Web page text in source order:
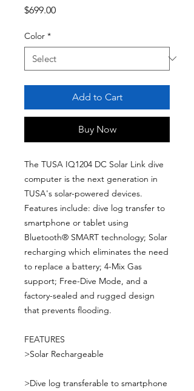
$699.00Price
Color *
Add to Cart
Buy Now
The TUSA IQ1204 DC Solar Link dive
computer is the next generation in
TUSA's solar-powered devices.
Features include: dive log transfer to
smartphone or tablet using
Bluetooth® SMART technology; Solar
recharging which eliminates the need
to replace a battery; 4-Mix Gas
support; Free-Dive Mode, and a
factory-sealed and rugged design
that prevents flooding.
FEATURES
>Solar Rechargeable
>Dive log transferable to smartphone